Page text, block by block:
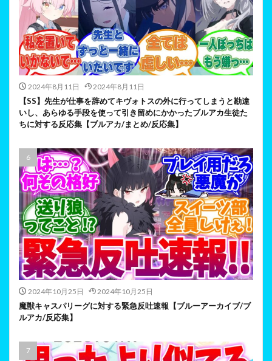
2024年8月11日 2024年8月11日
【SS】先生が仕事を辞めてキヴォトスの外に行ってしまうと勘違
いし、あらゆる手段を使って引き留めにかかったブルアカ生徒た
ちに対する反応集【ブルアカ/まとめ/反応集】
2024年10月25日 2024年10月25日
魔獣キャスパリーグに対する緊急反吐速報【ブルーアーカイブ/ブ
ルアカ/反応集】